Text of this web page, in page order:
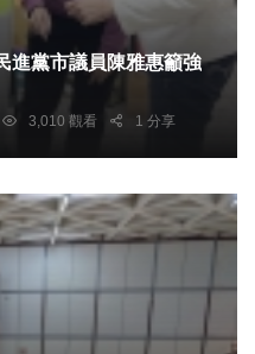
3,010 觀看 1 分享